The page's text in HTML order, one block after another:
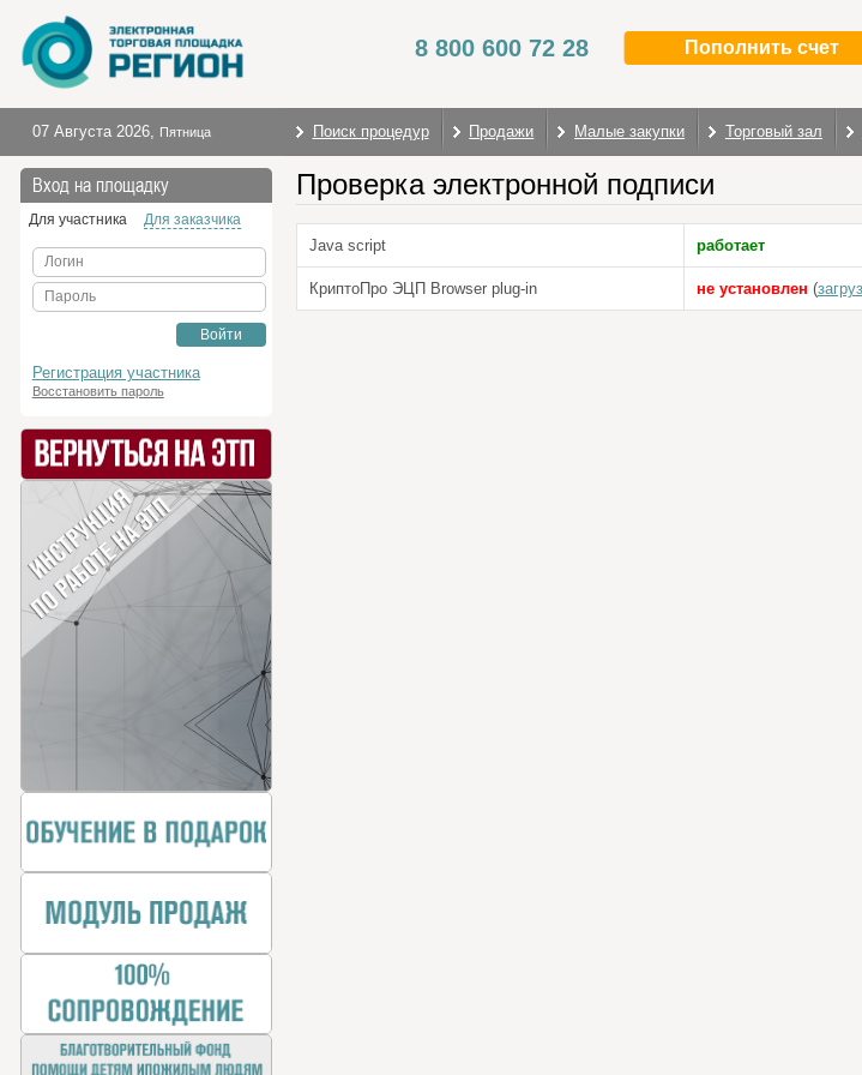
8 800 600 72 28 Пополнить счет
07 Августа 2026, Пятница Поиск процедур Продажи Малые закупки Торговый зал
Вход на площадку
Для участника Для заказчика
Логин
Пароль
Войти
Регистрация участника
Восстановить пароль
Проверка электронной подписи
Java script работает
КриптоПро ЭЦП Browser plug-in не установлен (